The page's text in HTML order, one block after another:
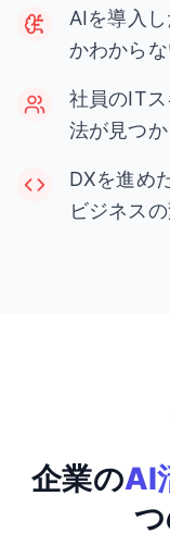
AIを導入
かわからな
社員のIT
法が見つか
DXを進め
ビジネス
企業のAI